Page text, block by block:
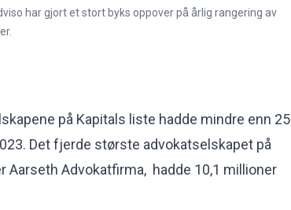
har gjort et stort byks oppover på årlig rangering av
på Kapitals liste hadde mindre enn 25
Det fjerde største advokatselskapet på
Aarseth Advokatfirma, hadde 10,1 millioner